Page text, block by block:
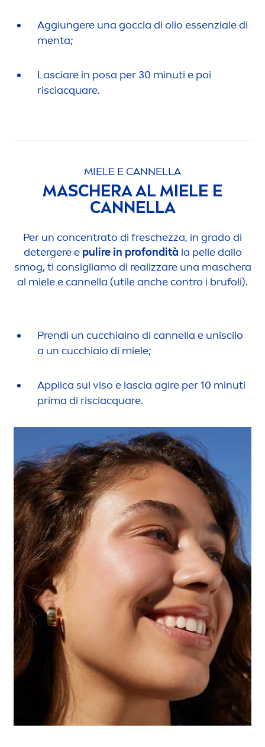
Aggiungere una goccia di olio essenziale di
menta;
Lasciare in posa per 30 minuti e poi
risciacquare.
MIELE E CANNELLA
MASCHERA AL MIELE E
CANNELLA
Per un concentrato di freschezza, in grado di
detergere e pulire in profondità la pelle dallo
smog, ti consigliamo di realizzare una maschera
al miele e cannella (utile anche contro i brufoli).
Prendi un cucchiaino di cannella e uniscilo
a un cucchiaio di miele;
Applica sul viso e lascia agire per 10 minuti
prima di risciacquare.